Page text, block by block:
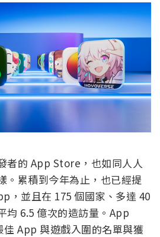
者的 App Store，也如同人人
。累積到今年為止，也已經提
，並且在 175 個國家、多達 40
均 6.5 億次的造訪量。App
App 與遊戲入圍的名單與獲